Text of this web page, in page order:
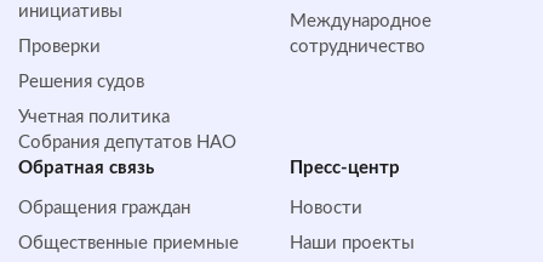
инициативы
Проверки
Решения судов
Учетная политика
Собрания депутатов НАО
Международное
сотрудничество
Обратная cвязь
Обращения граждан
Общественные приемные
Пресс-центр
Новости
Наши проекты